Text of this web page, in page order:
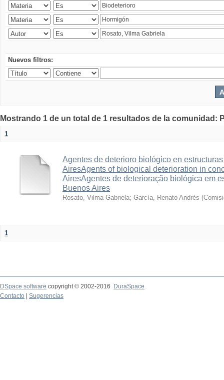
Nuevos filtros:
Mostrando 1 de un total de 1 resultados de la
1
Agentes de deterioro biológico en
AiresAgents of biological deterioration in
AiresAgentes de deterioração biológica em
Buenos Aires
Rosato, Vilma Gabriela; García, Renato Andrés (
1
DSpace software copyright © 2002-2016
DuraSpace
Contacto
Sugerencias